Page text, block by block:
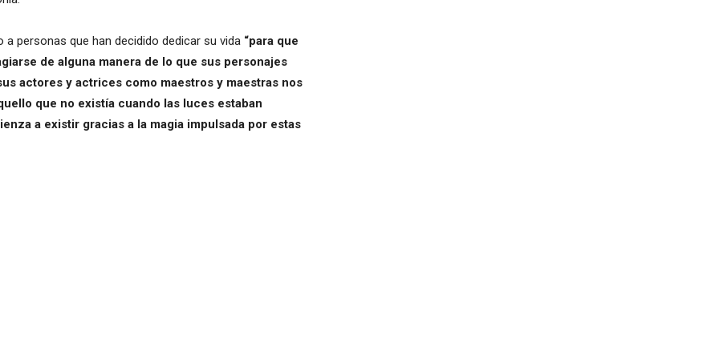
personas que han decidido dedicar su vida “para que
de alguna manera de lo que sus personajes
actores y actrices como maestros y maestras nos
que no existía cuando las luces estaban
a existir gracias a la magia impulsada por estas